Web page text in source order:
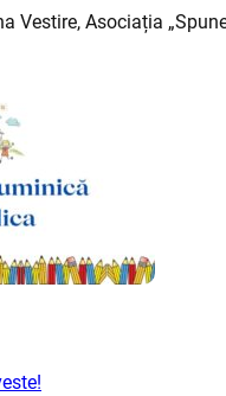
Vestire, Asociația